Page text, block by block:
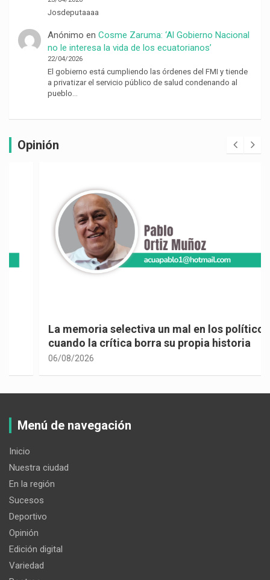
Josdeputaaaa
Anónimo en Cosme Zaruma: ‘Al Gobierno Nacional
no le interesa la vida de los ecuatorianos’
22/04/2026
El gobierno está cumpliendo las órdenes del FMI y tiende
a privatizar el servicio público de salud condenando al
pueblo…
Opinión
La memoria selectiva un mal en los políticos,
cuando la crítica borra su propia historia
06/08/2026
Menú de navegación
Inicio
Nuestra ciudad
En la región
Sucesos
Deportivo
Opinión
Edición digital
Variedad